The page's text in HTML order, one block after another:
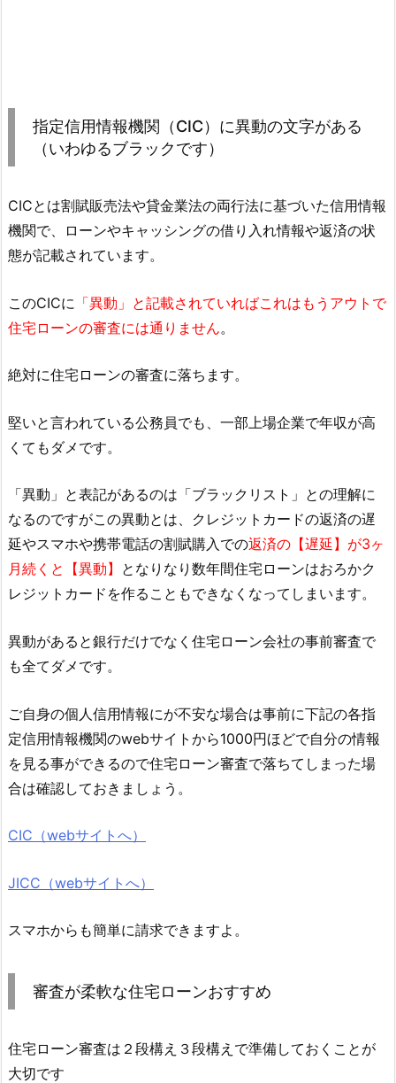
指定信用情報機関（CIC）に異動の文字がある
（いわゆるブラックです）
CICとは割賦販売法や貸金業法の両行法に基づいた信用情報
機関で、ローンやキャッシングの借り入れ情報や返済の状
態が記載されています。
このCICに 「異動」と記載されていればこれはもうアウトで
住宅ローンの審査には通りません。
絶対に住宅ローンの審査に落ちます。
堅いと言われている公務員でも、一部上場企業で年収が高
くてもダメです。
「異動」と表記があるのは「ブラックリスト」との理解に
なるのですがこの異動とは、クレジットカードの返済の遅
延やスマホや携帯電話の割賦購入での返済の【遅延】が3ヶ
月続くと【異動】 となりなり数年間住宅ローンはおろかク
レジットカードを作ることもできなくなってしまいます。
異動があると銀行だけでなく住宅ローン会社の事前審査で
も全てダメです。
ご自身の個人信用情報にが不安な場合は事前に下記の各指
定信用情報機関のwebサイトから1000円ほどで自分の情報
を見る事ができるので住宅ローン審査で落ちてしまった場
合は確認しておきましょう。
CIC（webサイトへ）
JICC（webサイトへ）
スマホからも簡単に請求できますよ。
審査が柔軟な住宅ローンおすすめ
住宅ローン審査は２段構え３段構えで準備しておくことが
大切です